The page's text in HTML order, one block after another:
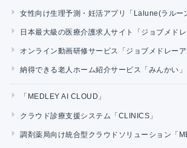
女性向け生理予測・妊活アプリ「Lalune(ラルー
日本最大級の医療介護求人サイト「ジョブメドレ
オンライン動画研修サービス「ジョブメドレーア
納得できる老人ホーム紹介サービス「みんかい」
「MEDLEY AI CLOUD」
クラウド診療支援システム「CLINICS」
調剤薬局向け統合型クラウドソリューション「